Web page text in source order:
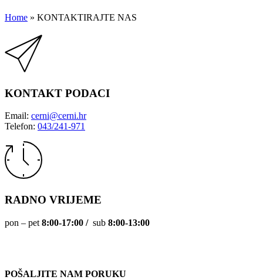
Home » KONTAKTIRAJTE NAS
KONTAKT PODACI
Email: cerni@cerni.hr
Telefon: 043/241-971
RADNO VRIJEME
pon – pet 8:00-17:00 / sub 8:00-13:00
POŠALJITE NAM PORUKU